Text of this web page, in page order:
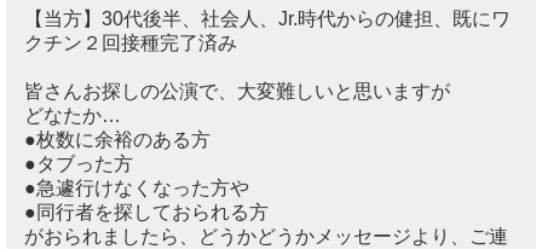
【当方】30代後半、社会人、Jr.時代からの健担、既にワ
クチン２回接種完了済み
皆さんお探しの公演で、大変難しいと思いますが
どなたか…
●枚数に余裕のある方
●タブった方
●急遽行けなくなった方や
●同行者を探しておられる方
がおられましたら、どうかどうかメッセージより、ご連